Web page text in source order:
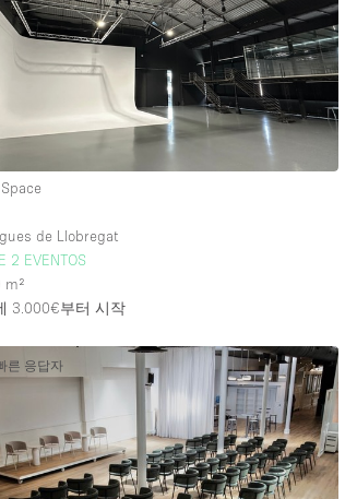
de Llobregat
2 EVENTOS
m²
3.000€부터 시작
른 응답자